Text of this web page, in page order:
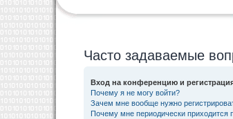
Часто задаваемые
Вход на конференцию и
Почему я не могу войти?
Зачем мне вообще нужно
Почему мне периодически приходится